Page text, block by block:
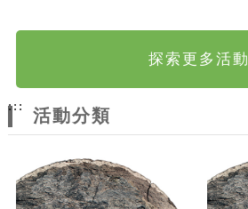
探索更多活動
:::
活動分類